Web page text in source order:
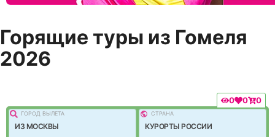
Горящие туры из Гомеля
2026
0 0 0
ГОРОД ВЫЛEТА
ИЗ МОСКВЫ
СТРАНА
КУРОРТЫ РОССИИ